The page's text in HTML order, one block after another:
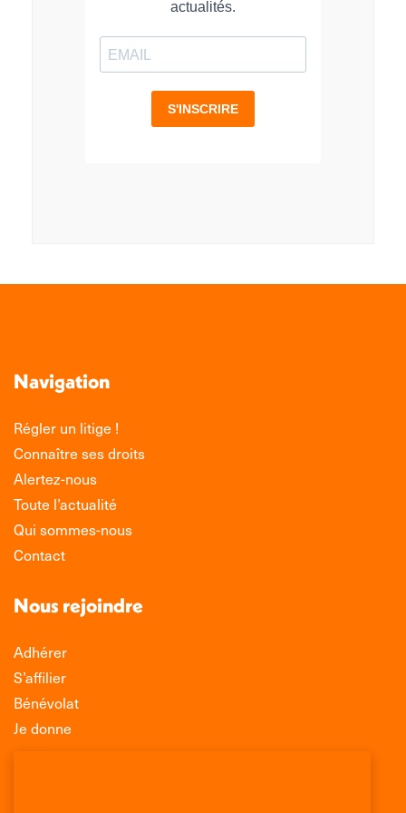
Navigation
Régler un litige !
Connaître ses droits
Alertez-nous
Toute l’actualité
Qui sommes-nous
Contact
Nous rejoindre
Adhérer
S’affilier
Bénévolat
Je donne